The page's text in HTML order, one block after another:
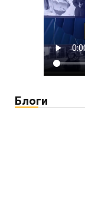
Блоги